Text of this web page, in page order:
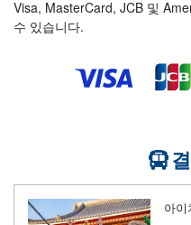
Visa, MasterCard, JCB 및
수 있습니다.
아